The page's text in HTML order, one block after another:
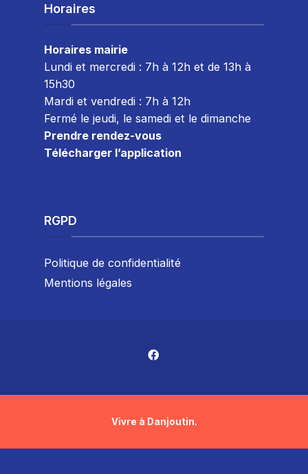
Horaires
Horaires mairie
Lundi et mercredi : 7h à 12h et de 13h à
15h30
Mardi et vendredi : 7h à 12h
Fermé le jeudi, le samedi et le dimanche
Prendre rendez-vous
Télécharger l’application
RGPD
Politique de confidentialité
Mentions légales
Vivre à Danjoutin.